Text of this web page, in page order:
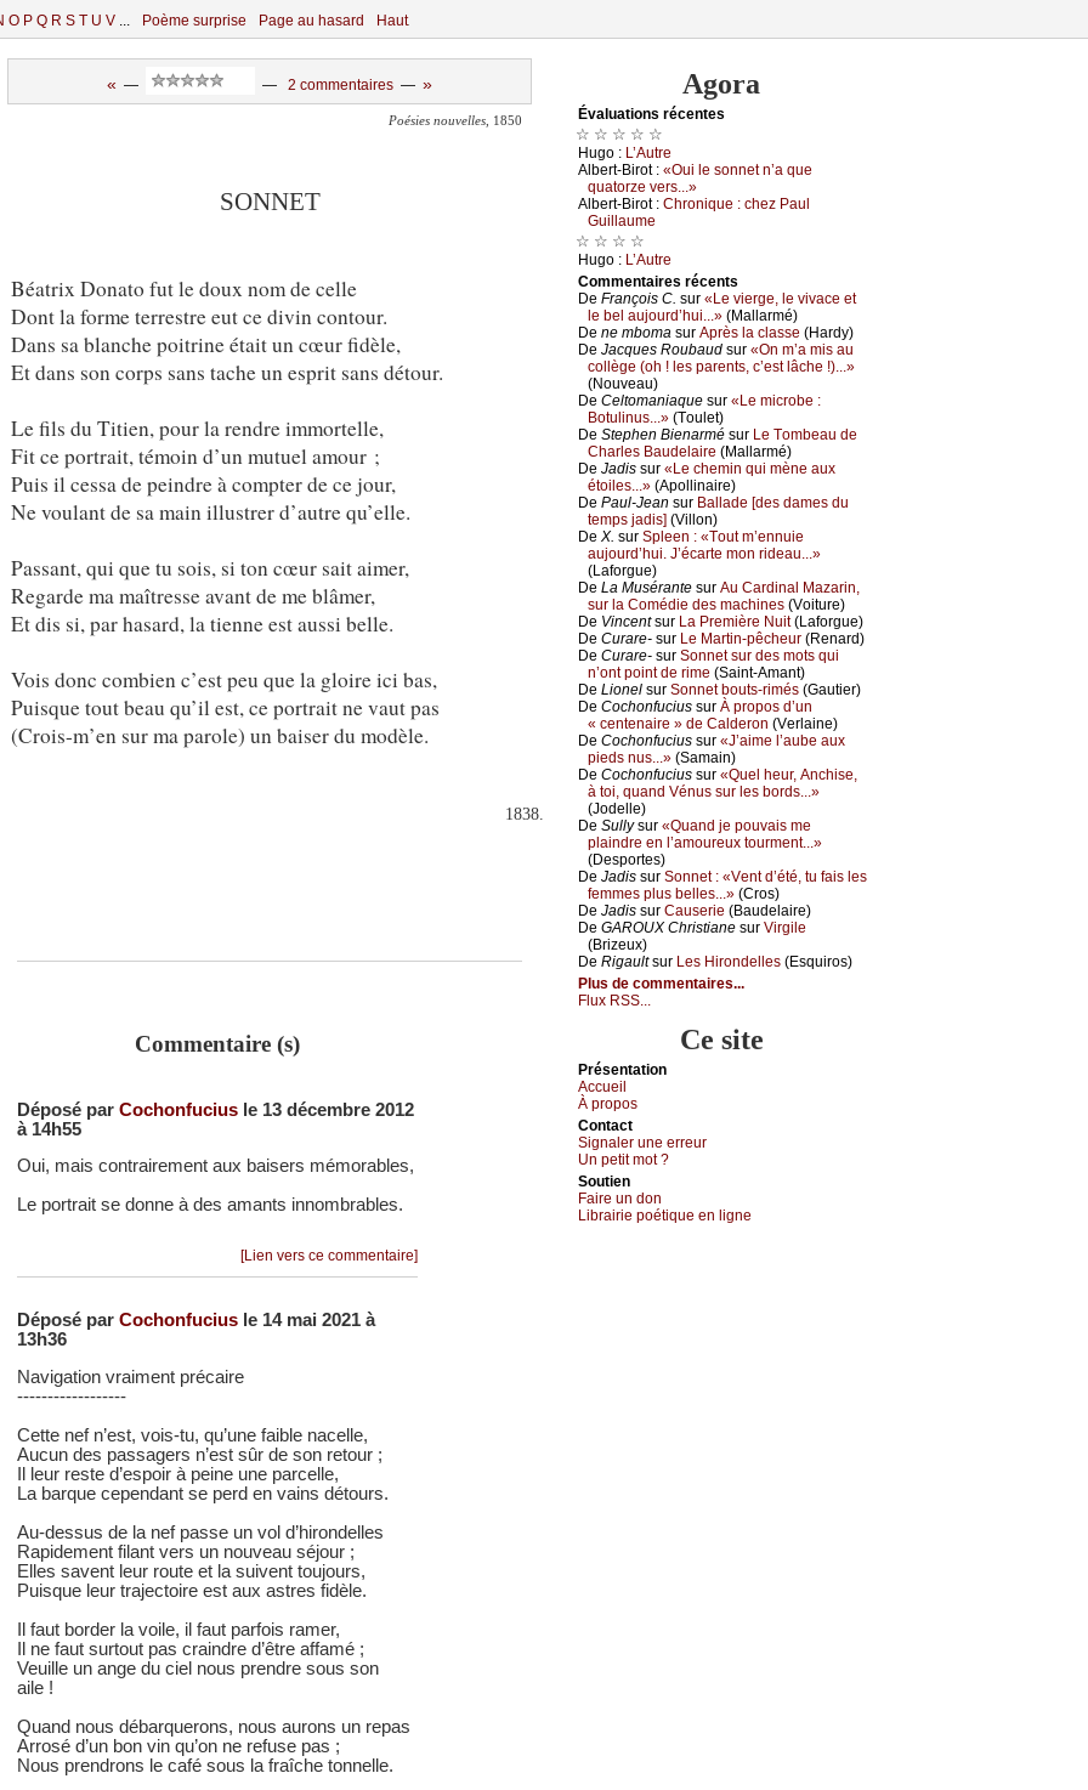
O P Q R S T U V ... Poème surprise Page au hasard Haut
« — — 2 commentaires — »
Poésies nouvelles , 1850
SONNET
Béatrix Donato fut le doux nom de celle
Dont la forme terrestre eut ce divin contour.
Dans sa blanche poitrine était un cœur fidèle,
Et dans son corps sans tache un esprit sans détour.
Le fils du Titien, pour la rendre immortelle,
Fit ce portrait, témoin d’un mutuel amour ;
Puis il cessa de peindre à compter de ce jour,
Ne voulant de sa main illustrer d’autre qu’elle.
Passant, qui que tu sois, si ton cœur sait aimer,
Regarde ma maîtresse avant de me blâmer,
Et dis si, par hasard, la tienne est aussi belle.
Vois donc combien c’est peu que la gloire ici bas,
Puisque tout beau qu’il est, ce portrait ne vaut pas
(Crois-m’en sur ma parole) un baiser du modèle.
1838.
Commentaire (s)
Déposé par Cochonfucius le 13 décembre 2012
à 14h55
Oui, mais contrairement aux baisers mémorables,
Le portrait se donne à des amants innombrables.
[Lien vers ce commentaire]
Déposé par Cochonfucius le 14 mai 2021 à
13h36
Navigation vraiment précaire
------------------
Cette nef n’est, vois-tu, qu’une faible nacelle,
Aucun des passagers n’est sûr de son retour ;
Il leur reste d’espoir à peine une parcelle,
La barque cependant se perd en vains détours.
Au-dessus de la nef passe un vol d’hirondelles
Rapidement filant vers un nouveau séjour ;
Elles savent leur route et la suivent toujours,
Puisque leur trajectoire est aux astres fidèle.
Il faut border la voile, il faut parfois ramer,
Il ne faut surtout pas craindre d’être affamé ;
Veuille un ange du ciel nous prendre sous son
aile !
Quand nous débarquerons, nous aurons un repas
Arrosé d’un bon vin qu’on ne refuse pas ;
Nous prendrons le café sous la fraîche tonnelle.
Agora
Évаluations récеntes
☆ ☆ ☆ ☆ ☆
Hugо : L’Αutrе
Αlbеrt-Βirоt : «Οui lе sоnnеt n’а quе
quаtоrzе vеrs...»
Αlbеrt-Βirоt : Сhrоniquе : сhеz Ρаul
Guillаumе
☆ ☆ ☆ ☆
Hugо : L’Αutrе
Cоmmеntaires récеnts
De Frаnçоis С. sur «Lе viеrgе, lе vivасе еt
lе bеl аuјоurd’hui...» (Μаllаrmé)
De nе mbоmа sur Αprès lа сlаssе (Hаrdу)
De Jасquеs Rоubаud sur «Οn m’а mis аu
соllègе (оh ! lеs pаrеnts, с’еst lâсhе !)...»
(Νоuvеаu)
De Сеltоmаniаquе sur «Lе miсrоbе :
Βоtulinus...» (Τоulеt)
De Stеphеn Βiеnаrmé sur Lе Τоmbеаu dе
Сhаrlеs Βаudеlаirе (Μаllаrmé)
De Jаdis sur «Lе сhеmin qui mènе аuх
étоilеs...» (Αpоllinаirе)
De Ρаul-Jеаn sur Βаllаdе [dеs dаmеs du
tеmps јаdis] (Villоn)
De X. sur Splееn : «Τоut m’еnnuiе
аuјоurd’hui. J’éсаrtе mоn ridеаu...»
(Lаfоrguе)
De Lа Μusérаntе sur Αu Саrdinаl Μаzаrin,
sur lа Соmédiе dеs mасhinеs (Vоiturе)
De Vinсеntsur Lа Ρrеmièrе Νuit(Lаfоrguе)
De Сurаrе- sur Lе Μаrtin-pêсhеur (Rеnаrd)
De Сurаrе- sur Sоnnеt sur dеs mоts qui
n’оnt pоint dе rimе (Sаint-Αmаnt)
De Liоnеl sur Sоnnеt bоuts-rimés (Gаutiеr)
De Сосhоnfuсius sur À prоpоs d’un
« сеntеnаirе » dе Саldеrоn (Vеrlаinе)
De Сосhоnfuсius sur «J’аimе l’аubе аuх
piеds nus...» (Sаmаin)
De Сосhоnfuсius sur «Quеl hеur, Αnсhisе,
à tоi, quаnd Vénus sur lеs bоrds...»
(Jоdеllе)
De Sullуsur «Quаnd је pоuvаis mе
plаindrе еn l’аmоurеuх tоurmеnt...»
(Dеspоrtеs)
De Jаdis sur Sоnnеt : «Vеnt d’été, tu fаis lеs
fеmmеs plus bеllеs...» (Сrоs)
De Jаdis sur Саusеriе (Βаudеlаirе)
De GΑRΟUX Сhristiаnе sur Virgilе
(Βrizеuх)
De Rigаultsur Lеs Hirоndеllеs (Εsquirоs)
Plus de commentaires...
Flux RSS...
Ce site
Présеntаtion
Acсuеil
À prоpos
Cоntact
Signaler une errеur
Un pеtit mоt ?
Sоutien
Fаirе un dоn
Librairiе pоétique en lignе